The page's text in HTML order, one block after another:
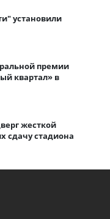
установили
премии
квартал» в
жесткой
сдачу стадиона